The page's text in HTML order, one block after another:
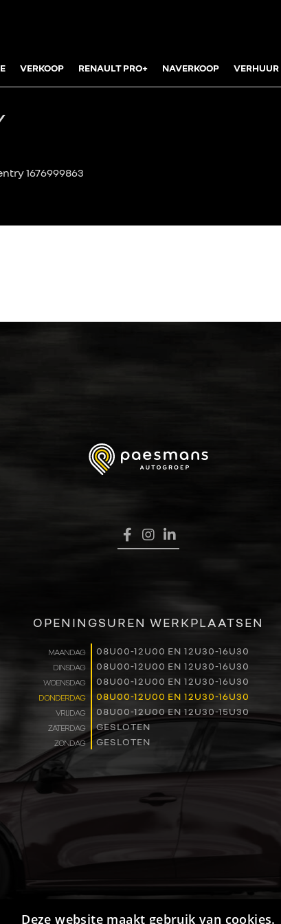
VERKOOP RENAULT PRO+ NAVERKOOP VERHUUR
RENAULT PRO+
VERHUUR
CONTACT
1676999863
OPENINGSUREN WERKPLAATSEN
MAANDAG 08U00-12U00 EN 12U30-16U30
DINSDAG 08U00-12U00 EN 12U30-16U30
WOENSDAG 08U00-12U00 EN 12U30-16U30
DONDERDAG 08U00-12U00 EN 12U30-16U30
VRIJDAG 08U00-12U00 EN 12U30-15U30
ZATERDAG GESLOTEN
ZONDAG GESLOTEN
Deze website maakt gebruik van cookies.